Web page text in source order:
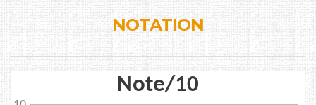
NOTATION